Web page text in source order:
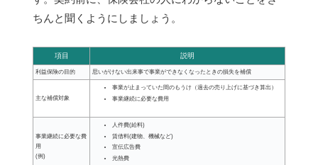
ちんと聞くようにしましょう。
項目 説明
利益保険の目的 思いがけない出来事で事業ができなくなったときの損失を補償
主な補償対象
事業が止まっていた間のもうけ（過去の売り上げに基づき算出）
事業継続に必要な費用
事業継続に必要な費
用
(例)
人件費(給料)
賃借料(建物、機械など)
宣伝広告費
光熱費